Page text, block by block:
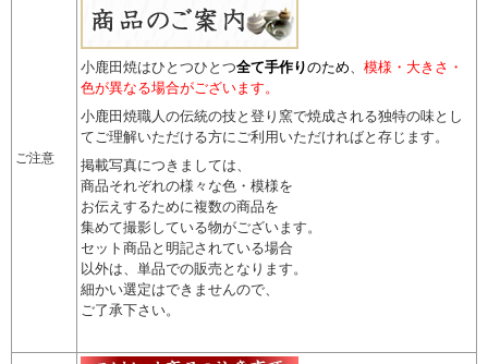
ご注意
小鹿田焼はひとつひとつ全て手作りのため
模様・大きさ・
色が異なる場合がございます。
小鹿田焼職人の伝統の技と登り窯で焼成される独特の味とし
てご理解いただける方にご利用いただければと存じます。
掲載写真につきましては、
商品それぞれの様々な色・模様を
お伝えするために複数の商品を
集めて撮影している物がございます。
セット商品と明記されている場合
以外は、単品での販売となります。
細かい選定はできませんので
ご了承下さい。